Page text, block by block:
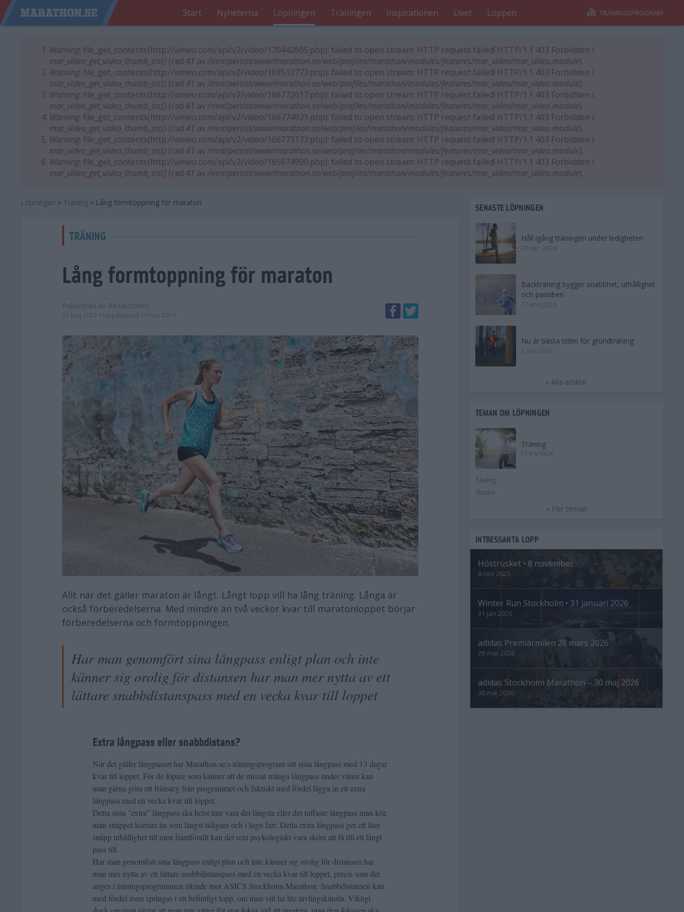
Start Nyheterna Löpningen Träningen Inspirationen Livet Loppen TRÄNINGSPROGRAM
Felmeddelande
Warning: file_get_contents(http://vimeo.com/api/v2/video/170442605.php): failed to open stream: HTTP request failed! HTTP/1.1 403 Forbidden i
mar_video_get_video_thumb_src() (rad 41 av/mnt/persist/www/marathon.se/web/profiles/marathon/modules/features/mar_video/mar_video.module).
Warning: file_get_contents(http://vimeo.com/api/v2/video/169510773.php): failed to open stream: HTTP request failed! HTTP/1.1 403 Forbidden i
mar_video_get_video_thumb_src() (rad 41 av/mnt/persist/www/marathon.se/web/profiles/marathon/modules/features/mar_video/mar_video.module).
Warning: file_get_contents(http://vimeo.com/api/v2/video/166772617.php): failed to open stream: HTTP request failed! HTTP/1.1 403 Forbidden i
mar_video_get_video_thumb_src() (rad 41 av/mnt/persist/www/marathon.se/web/profiles/marathon/modules/features/mar_video/mar_video.module).
Warning: file_get_contents(http://vimeo.com/api/v2/video/166774921.php): failed to open stream: HTTP request failed! HTTP/1.1 403 Forbidden i
mar_video_get_video_thumb_src() (rad 41 av/mnt/persist/www/marathon.se/web/profiles/marathon/modules/features/mar_video/mar_video.module).
Warning: file_get_contents(http://vimeo.com/api/v2/video/166773173.php): failed to open stream: HTTP request failed! HTTP/1.1 403 Forbidden i
mar_video_get_video_thumb_src() (rad 41 av/mnt/persist/www/marathon.se/web/profiles/marathon/modules/features/mar_video/mar_video.module).
Warning: file_get_contents(http://vimeo.com/api/v2/video/165674990.php): failed to open stream: HTTP request failed! HTTP/1.1 403 Forbidden i
mar_video_get_video_thumb_src() (rad 41 av/mnt/persist/www/marathon.se/web/profiles/marathon/modules/features/mar_video/mar_video.module).
Löpningen » Träning » Lång formtoppning för maraton
TRÄNING
Lång formtoppning för maraton
Publicerad av Redaktionen
21 maj 2017 • Uppdaterad 19 nov 2019
Allt när det gäller maraton är långt. Långt lopp vill ha lång träning. Långa är
också förberedelserna. Med mindre än två veckor kvar till maratonloppet börjar
förberedelserna och formtoppningen.
Har man genomfört sina långpass enligt plan och inte
känner sig orolig för distansen har man mer nytta av ett
lättare snabbdistanspass med en vecka kvar till loppet
Extra långpass eller snabbdistans?
När det gäller långpasset har Marathon.se:s träningsprogram sitt sista långpass med 13 dagar
kvar till loppet. För de löpare som känner att de missat många långpass under våren kan
man gärna göra ett frånsteg från programmet och faktiskt med fördel lägga in ett extra
långpass med en vecka kvar till loppet.
Detta sista ”extra” långpass ska helst inte vara det längsta eller det tuffaste långpass man kör,
utan snäppet kortare än som längst tidigare och i lugn fart. Detta extra långpass ger ett litet
snäpp uthållighet till men framförallt kan det rent psykologiskt vara skönt att få till ett långt
pass till.
Har man genomfört sina långpass enligt plan och inte känner sig orolig för distansen har
man mer nytta av ett lättare snabbdistanspass med en vecka kvar till loppet, precis som det
anges i träningsprogrammen riktade mot ASICS Stockholm Marathon. Snabbdistansen kan
med fördel även springas i ett befintligt lopp, om man vill ha lite tävlingskänsla. Viktigt
SENASTE LÖPNINGEN
Håll igång träningen under ledigheten
20 dec 2024
Backträning bygger snabbhet, uthållighet
och pannben
27 nov 2024
Nu är bästa tiden för grundträning
5 nov 2024
» Alla artiklar
TEMAN OM LÖPNINGEN
Träning
114 artiklar
Tävling
Skador
» Fler teman
INTRESSANTA LOPP
Höstrusket • 8 november
8 nov 2025
Winter Run Stockholm • 31 januari 2026
31 jan 2026
adidas Premiärmilen 28 mars 2026
28 mar 2026
adidas Stockholm Marathon – 30 maj 2026
30 maj 2026